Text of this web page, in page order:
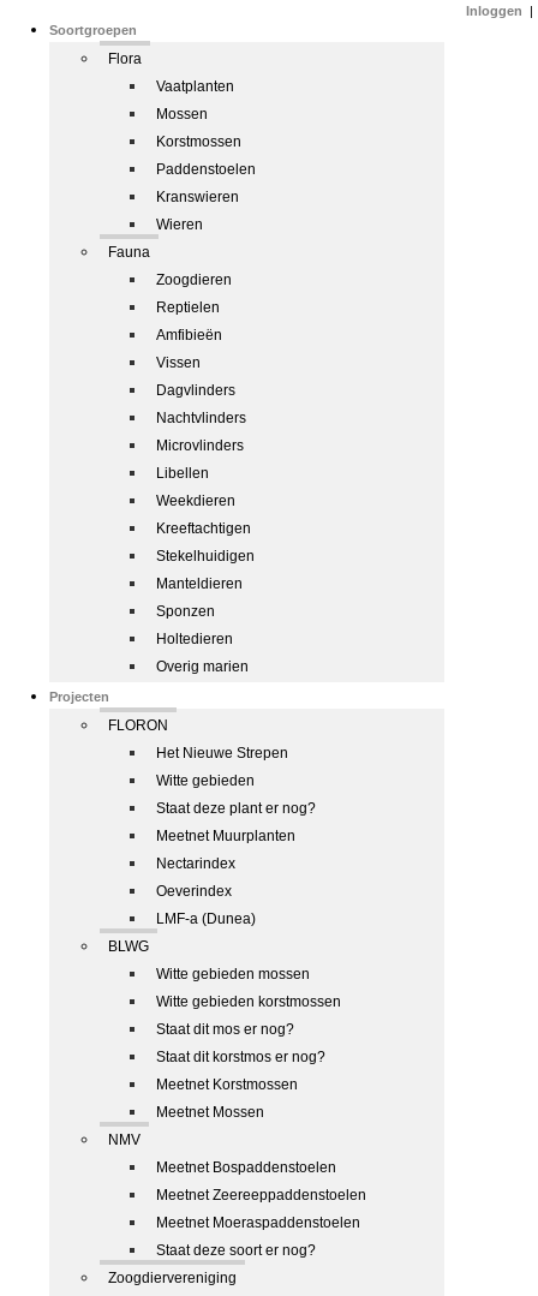
Soortgroepen
Flora
Vaatplanten
Mossen
Korstmossen
Paddenstoelen
Kranswieren
Wieren
Fauna
Zoogdieren
Reptielen
Amfibieën
Vissen
Dagvlinders
Nachtvlinders
Microvlinders
Libellen
Weekdieren
Kreeftachtigen
Stekelhuidigen
Manteldieren
Sponzen
Holtedieren
Overig marien
Projecten
FLORON
Het Nieuwe Strepen
Witte gebieden
Staat deze plant er nog?
Meetnet Muurplanten
Nectarindex
Oeverindex
LMF-a (Dunea)
BLWG
Witte gebieden mossen
Witte gebieden korstmossen
Staat dit mos er nog?
Staat dit korstmos er nog?
Meetnet Korstmossen
Meetnet Mossen
NMV
Meetnet Bospaddenstoelen
Meetnet Zeereeppaddenstoelen
Meetnet Moeraspaddenstoelen
Staat deze soort er nog?
Zoogdiervereniging
Inloggen |